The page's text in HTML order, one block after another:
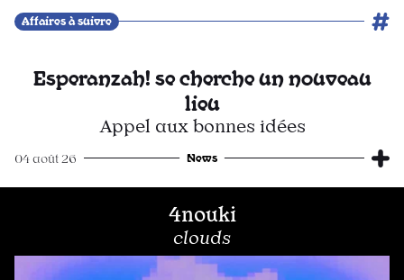
Affaires à suivre
Esperanzah! se cherche un nouveau
lieu
Appel aux bonnes idées
04 août 26 News
4nouki
clouds